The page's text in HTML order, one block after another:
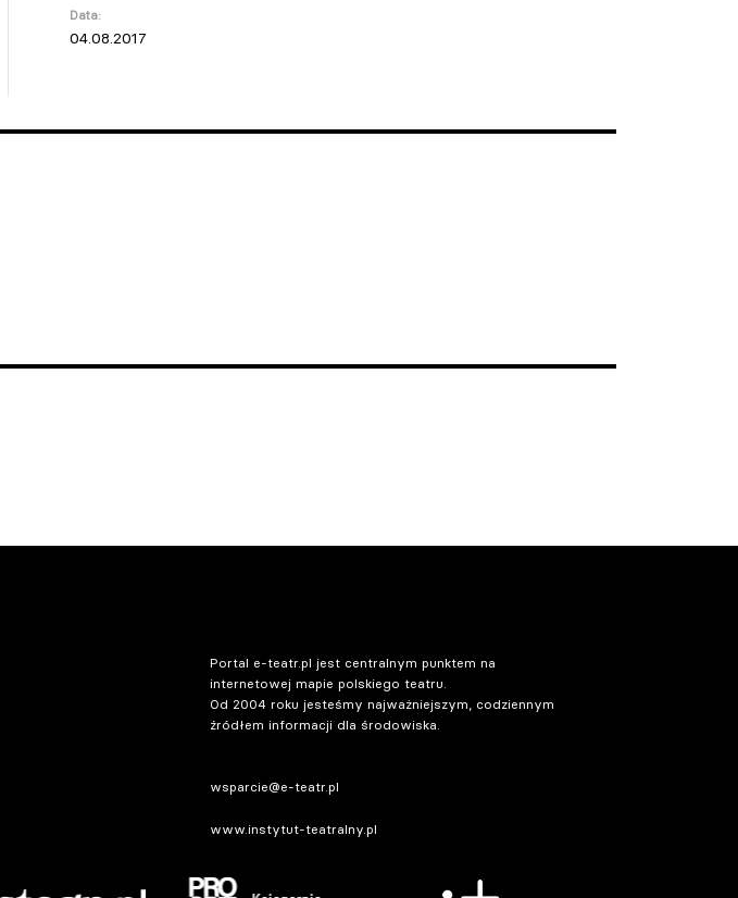
Data:
04.08.2017
Portal e-teatr.pl jest centralnym punktem na
internetowej mapie polskiego teatru.
Od 2004 roku jesteśmy najważniejszym, codziennym
źródłem informacji dla środowiska.
wsparcie@e-teatr.pl
www.instytut-teatralny.pl